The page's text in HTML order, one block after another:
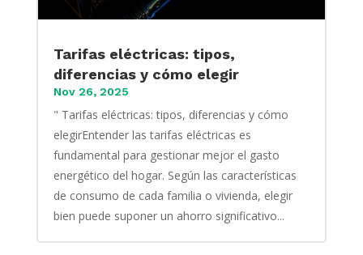
Tarifas eléctricas: tipos,
diferencias y cómo elegir
Nov 26, 2025
" Tarifas eléctricas: tipos, diferencias y cómo
elegirEntender las tarifas eléctricas es
fundamental para gestionar mejor el gasto
energético del hogar. Según las características
de consumo de cada familia o vivienda, elegir
bien puede suponer un ahorro significativo...